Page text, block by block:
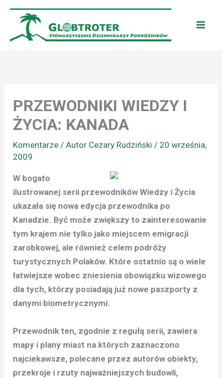
Przejdź
treści
PRZEWODNIKI WIEDZY I
ŻYCIA: KANADA
Komentarze / Autor Cezary Rudziński/ 20 września,
2009
W bogato
ilustrowanej serii przewodników Wiedzy i Życia
ukazała się nowa edycja przewodnika po
Kanadzie. Być może zwiększy to zainteresowanie
tym krajem nie tylko jako miejscem emigracji
zarobkowej, ale również celem podróży
turystycznych Polaków. Które ostatnio są o wiele
łatwiejsze wobec zniesienia obowiązku wizowego
dla tych, którzy posiadają już nowe paszporty z
danymi biometrycznymi.
Przewodnik ten, zgodnie z regułą serii, zawiera
mapy i plany miast na których zaznaczono
najciekawsze, polecane przez autorów obiekty,
przekroje i rzuty najważniejszych budowli,